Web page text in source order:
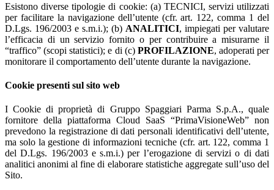
Esistono diverse tipologie di cookie: (a) TECNICI, servizi utilizzati
per facilitare la navigazione dell’utente (cfr. art. 122, comma 1 del
D.Lgs. 196/2003 e s.m.i.); (b) ANALITICI, impiegati per valutare
l’efficacia di un servizio fornito o per contribuire a misurarne il
“traffico” (scopi statistici); e di (c) PROFILAZIONE, adoperati per
monitorare il comportamento dell’utente durante la navigazione.
Cookie presenti sul sito web
I Cookie di proprietà di Gruppo Spaggiari Parma S.p.A., quale
fornitore della piattaforma Cloud SaaS “PrimaVisioneWeb” non
prevedono la registrazione di dati personali identificativi dell’utente,
ma solo la gestione di informazioni tecniche (cfr. art. 122, comma 1
del D.Lgs. 196/2003 e s.m.i.) per l’erogazione di servizi o di dati
analitici anonimi al fine di elaborare statistiche aggregate sull’uso del
Sito.